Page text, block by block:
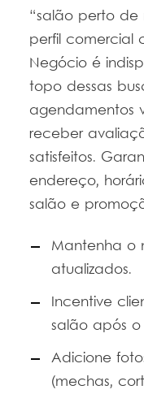
“salão perto de
perfil comercial
Negócio é
topo dessas
agendamentos
receber
satisfeitos.
endereço,
salão e
Mantenha o
atualizados.
Incentive
salão após
Adicione
(mechas,